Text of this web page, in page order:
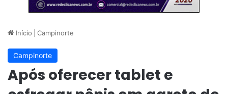
Início Campinorte
Campinorte
Após oferecer tablet e